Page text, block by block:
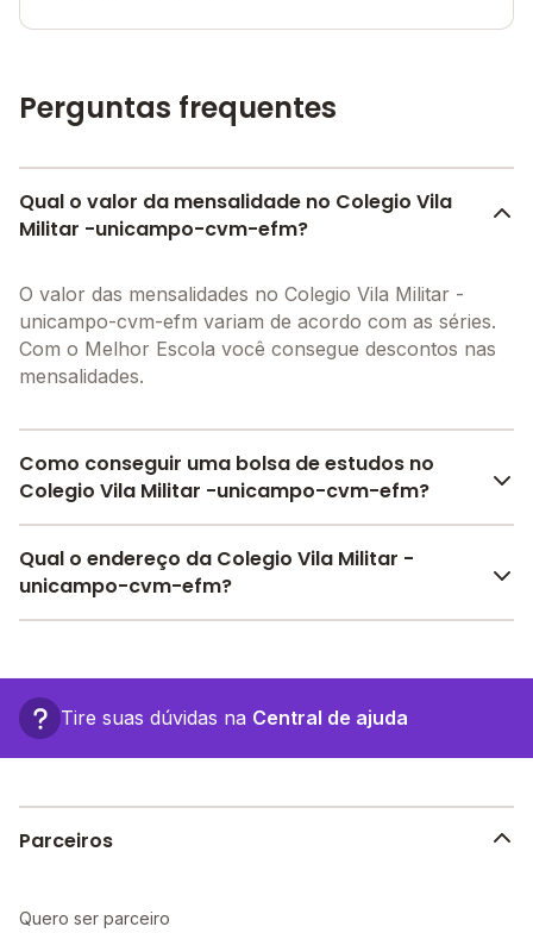
Perguntas frequentes
Qual o valor da mensalidade no Colegio Vila
Militar -unicampo-cvm-efm?
O valor das mensalidades no Colegio Vila Militar -
unicampo-cvm-efm variam de acordo com as séries.
Com o Melhor Escola você consegue descontos nas
mensalidades.
Como conseguir uma bolsa de estudos no
Colegio Vila Militar -unicampo-cvm-efm?
Pesquise bolsas disponíveis no Melhor Escola e
encontre o melhor desconto para você.
Qual o endereço da Colegio Vila Militar -
unicampo-cvm-efm?
Campo Mourão - PR.
Tire suas dúvidas na Central de ajuda
Parceiros
Quero ser parceiro